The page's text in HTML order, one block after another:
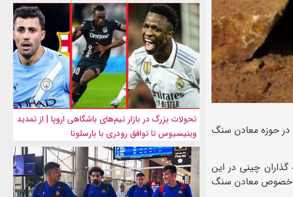
در حوزه معادن سنگ
گذاران چینی در این
به‌خصوص معادن سنگ
تحولات بزرگ در بازار تیم‌های باشگاهی اروپا | از تمدید
وینیسیوس تا توافق رودری با بارسلونا